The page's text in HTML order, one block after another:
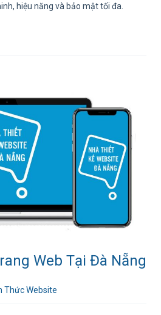
hiệu năng và bảo mật tối đa.
Web Tại Đà Nẵng
Thức Website